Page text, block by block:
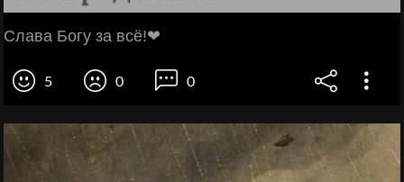
Слава Богу за всё!❤
5 0 0